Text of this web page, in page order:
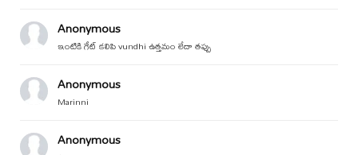
Anonymous
ఇంటికి గేట్ కలిపి vundhi ఉత్తమం లేదా తప్పు
Anonymous
Marinni
Anonymous